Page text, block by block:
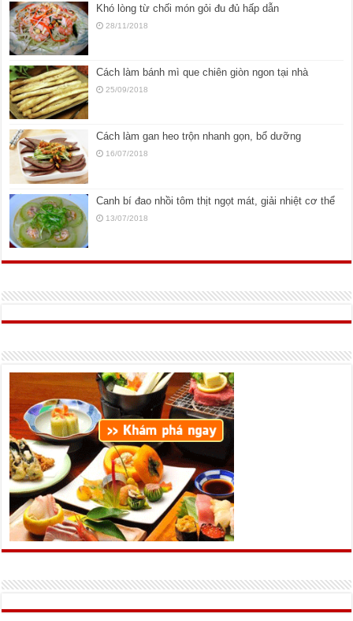
Khó lòng từ chối món gỏi đu đủ hấp dẫn
28/11/2018
Cách làm bánh mì que chiên giòn ngon tại nhà
25/09/2018
Cách làm gan heo trộn nhanh gọn, bổ dưỡng
16/07/2018
Canh bí đao nhồi tôm thịt ngọt mát, giải nhiệt cơ thể
13/07/2018